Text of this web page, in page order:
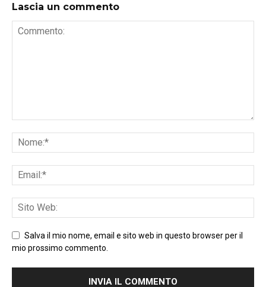
Lascia un commento
Salva il mio nome, email e sito web in questo browser per il
mio prossimo commento.